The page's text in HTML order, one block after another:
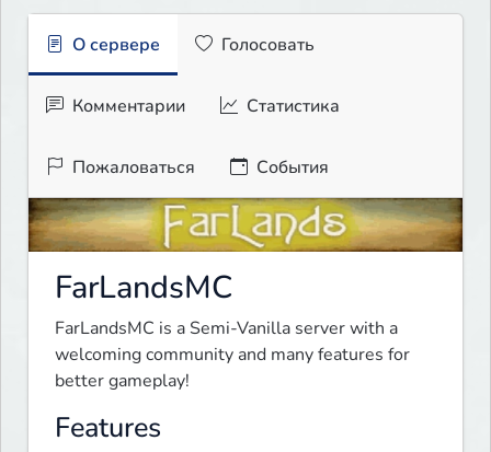
О сервере Голосовать
Комментарии Статистика
Пожаловаться События
FarLandsMC
FarLandsMC is a Semi-Vanilla server with a
welcoming community and many features for
better gameplay!
Features